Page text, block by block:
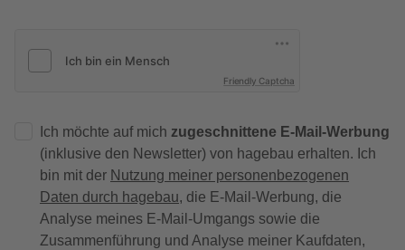
Friendly Captcha
Ich möchte auf mich zugeschnittene E-Mail-Werbung
(inklusive den Newsletter) von hagebau erhalten. Ich
bin mit der Nutzung meiner personenbezogenen
Daten durch hagebau, die E-Mail-Werbung, die
Analyse meines E-Mail-Umgangs sowie die
Zusammenführung und Analyse meiner Kaufdaten,